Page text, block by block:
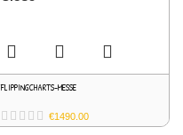
FLIPPINGCHARTS-MESSE
€1490.00